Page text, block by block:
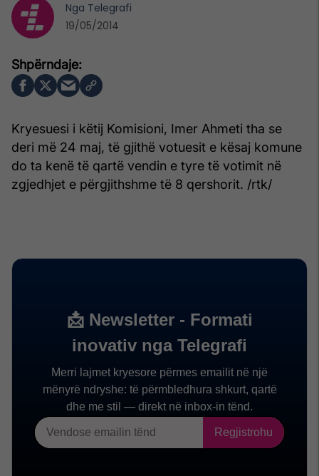
Kryesuesi i këtij Komisioni, Imer Ahmeti tha se
deri më 24 maj, të gjithë votuesit e kësaj komune
do ta kenë të qartë vendin e tyre të votimit në
zgjedhjet e përgjithshme të 8 qershorit. /rtk/
Nga Telegrafi
19/05/2014